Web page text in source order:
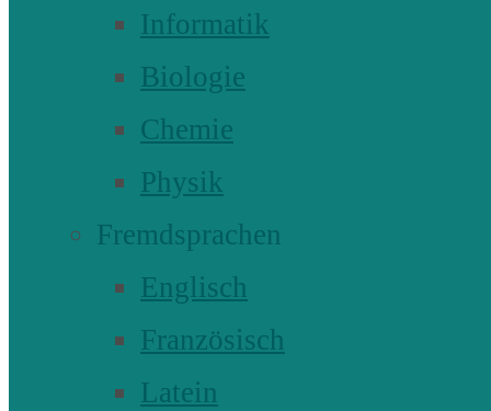
Informatik
Biologie
Chemie
Physik
Fremdsprachen
Englisch
Französisch
Latein